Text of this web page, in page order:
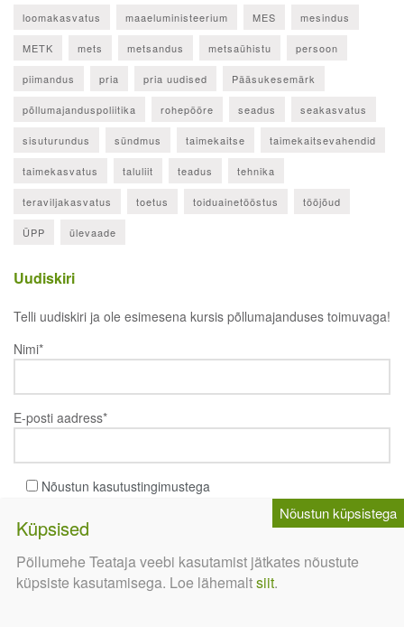
loomakasvatus maaeluministeerium MES mesindus
METK mets metsandus metsaühistu persoon
piimandus pria pria uudised Pääsukesemärk
põllumajanduspoliitika rohepööre seadus seakasvatus
sisuturundus sündmus taimekaitse taimekaitsevahendid
taimekasvatus taluliit teadus tehnika
teraviljakasvatus toetus toiduainetööstus tööjõud
ÜPP ülevaade
Uudiskiri
Telli uudiskiri ja ole esimesena kursis põllumajanduses toimuvaga!
Nimi*
E-posti aadress*
Nõustun kasutustingimustega
Põllumehe Teataja veebi kasutamist jätkates nõustute
küpsiste kasutamisega. Loe lähemaltsiit.